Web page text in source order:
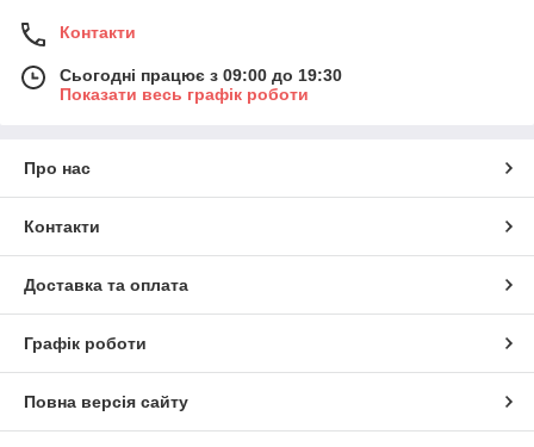
Контакти
Сьогодні працює з 09:00 до 19:30
Показати весь графік роботи
Про нас
Контакти
Доставка та оплата
Графік роботи
Повна версія сайту